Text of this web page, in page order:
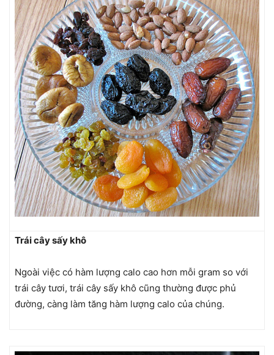
Trái cây sấy khô
Ngoài việc có hàm lượng calo cao hơn mỗi gram so với
trái cây tươi, trái cây sấy khô cũng thường được phủ
đường, càng làm tăng hàm lượng calo của chúng.